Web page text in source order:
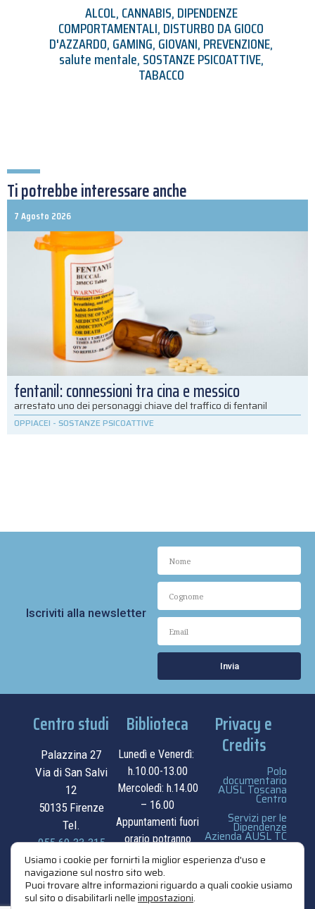
ALCOL,CANNABIS,DIPENDENZE
COMPORTAMENTALI,DISTURBO DA GIOCO
D'AZZARDO,GAMING,GIOVANI,PREVENZIONE,
salute mentale,SOSTANZE PSICOATTIVE,
TABACCO
Ti potrebbe interessare anche
7 Agosto 2026
fentanil: connessioni tra cina e messico
arrestato uno dei personaggi chiave del traffico di fentanil
OPPIACEI - SOSTANZE PSICOATTIVE
Iscriviti alla newsletter
Invia
Centro studi
Palazzina 27
Via di San Salvi
12
50135 Firenze
Tel.
055.69.33.315
contatti
Biblioteca
Lunedì e Venerdì:
h.10.00-13.00
Mercoledì: h.14.00
– 16.00
Appuntamenti fuori
orario potranno
essere
concordati su
appuntamento.
Privacy e
Credits
Polo
documentario
AUSL Toscana
Centro
Servizi per le
Dipendenze
Azienda AUSL TC
privacy e cookie
Usiamo i cookie per fornirti la miglior esperienza d'uso e
navigazione sul nostro sito web.
Puoi trovare altre informazioni riguardo a quali cookie usiamo
sul sito o disabilitarli nelleimpostazioni.